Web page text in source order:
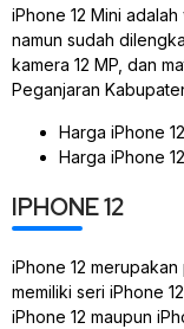
iPhone 12 Mini
namun sudah
kamera 12 MP, dan
Peganjaran
Harga iPhone
Harga iPhone
IPHONE 12
iPhone 12
memiliki seri iPhone
iPhone 12 maupun